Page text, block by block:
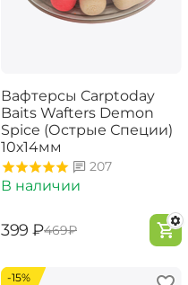
Вафтерсы Carptoday
Baits Wafters Demon
Spice (Острые Специи)
10х14мм
207
В наличии
‍399‍ ₽‍469‍₽
-15%